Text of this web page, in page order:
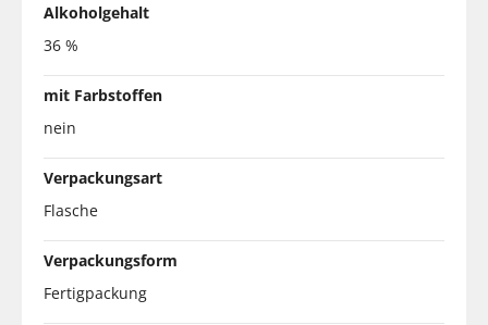
Alkoholgehalt
36 %
mit Farbstoffen
nein
Verpackungsart
Flasche
Verpackungsform
Fertigpackung